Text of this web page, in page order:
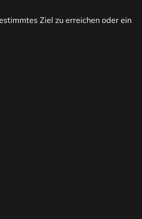
Ziel zu erreichen oder ein